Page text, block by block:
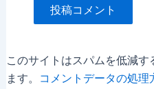
このサイトはスパムを低減
ます。
コメントデータの処理